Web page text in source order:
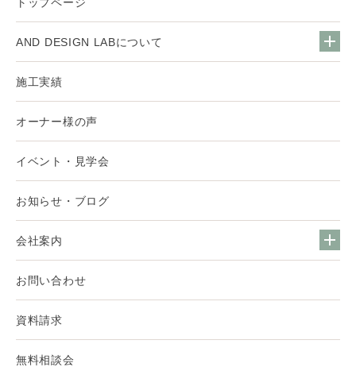
AND DESIGN LABについて
施工実績
オーナー様の声
イベント・見学会
お知らせ・ブログ
会社案内
お問い合わせ
資料請求
無料相談会